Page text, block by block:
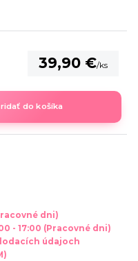
39,90 €/ks
do košíka
dni)
- 17:00 (Pracovné dni)
údajoch